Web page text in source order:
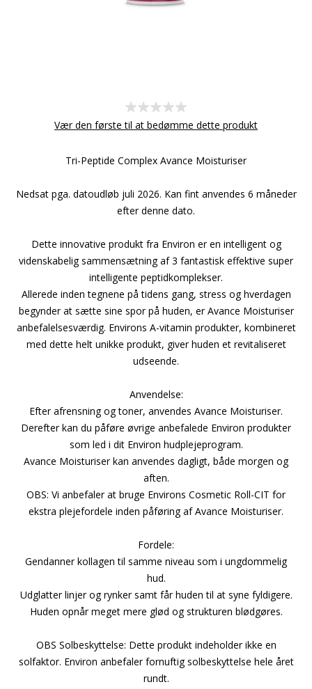
Vær den første til at bedømme dette produkt
Tri-Peptide Complex Avance Moisturiser
Nedsat pga. datoudløb juli 2026. Kan fint anvendes 6 måneder
efter denne dato.
Dette innovative produkt fra Environ er en intelligent og
videnskabelig sammensætning af 3 fantastisk effektive super
intelligente peptidkomplekser.
Allerede inden tegnene på tidens gang, stress og hverdagen
begynder at sætte sine spor på huden, er Avance Moisturiser
anbefalelsesværdig. Environs A-vitamin produkter, kombineret
med dette helt unikke produkt, giver huden et revitaliseret
udseende.
Anvendelse:
Efter afrensning og toner, anvendes Avance Moisturiser.
Derefter kan du påføre øvrige anbefalede Environ produkter
som led i dit Environ hudplejeprogram.
Avance Moisturiser kan anvendes dagligt, både morgen og
aften.
OBS: Vi anbefaler at bruge Environs Cosmetic Roll-CIT for
ekstra plejefordele inden påføring af Avance Moisturiser.
Fordele:
Gendanner kollagen til samme niveau som i ungdommelig
hud.
Udglatter linjer og rynker samt får huden til at syne fyldigere.
Huden opnår meget mere glød og strukturen blødgøres.
OBS Solbeskyttelse: Dette produkt indeholder ikke en
solfaktor. Environ anbefaler fornuftig solbeskyttelse hele året
rundt.